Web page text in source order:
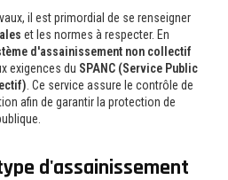
il est primordial de se renseigner
et les normes à respecter. En
d'assainissement non collectif
exigences du SPANC (Service Public
. Ce service assure le contrôle de
afin de garantir la protection de
d'assainissement